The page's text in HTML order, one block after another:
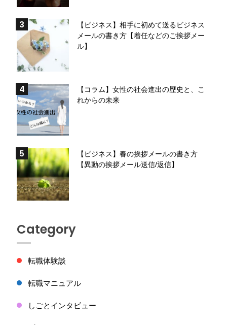
【ビジネス】相手に初めて送るビジネス
メールの書き方【着任などのご挨拶メー
ル】
【コラム】女性の社会進出の歴史と、こ
れからの未来
【ビジネス】春の挨拶メールの書き方
【異動の挨拶メール送信/返信】
Category
転職体験談
転職マニュアル
しごとインタビュー